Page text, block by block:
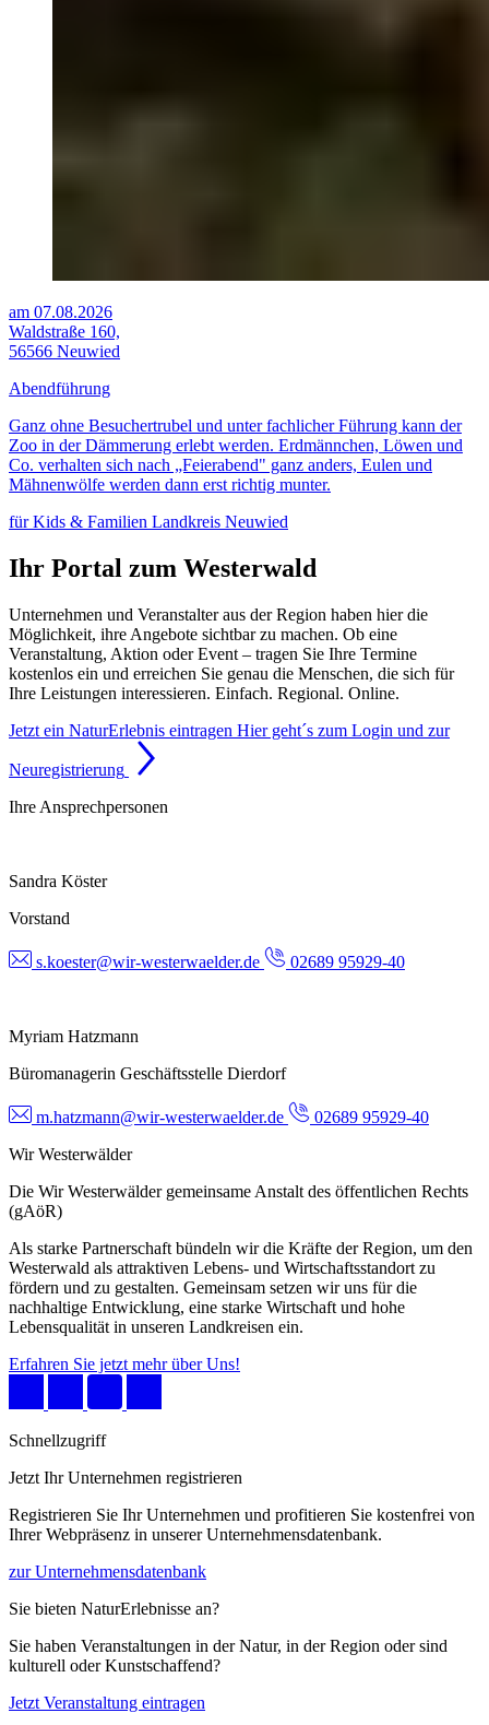
am 07.08.2026
Waldstraße 160,
56566 Neuwied
Abendführung
Ganz ohne Besuchertrubel und unter fachlicher Führung kann der
Zoo in der Dämmerung erlebt werden. Erdmännchen, Löwen und
Co. verhalten sich nach „Feierabend" ganz anders, Eulen und
Mähnenwölfe werden dann erst richtig munter.
für Kids & Familien Landkreis Neuwied
Ihr Portal zum Westerwald
Unternehmen und Veranstalter aus der Region haben hier die
Möglichkeit, ihre Angebote sichtbar zu machen. Ob eine
Veranstaltung, Aktion oder Event – tragen Sie Ihre Termine
kostenlos ein und erreichen Sie genau die Menschen, die sich für
Ihre Leistungen interessieren. Einfach. Regional. Online.
Jetzt ein NaturErlebnis eintragen Hier geht´s zum Login und zur
Neuregistrierung
Ihre Ansprechpersonen
Sandra Köster
Vorstand
s.koester@wir-westerwaelder.de 02689 95929-40
Myriam Hatzmann
Büromanagerin Geschäftsstelle Dierdorf
m.hatzmann@wir-westerwaelder.de
02689 95929-40
Wir Westerwälder
Die Wir Westerwälder gemeinsame Anstalt des öffentlichen Rechts
(gAöR)
Als starke Partnerschaft bündeln wir die Kräfte der Region, um den
Westerwald als attraktiven Lebens- und Wirtschaftsstandort zu
fördern und zu gestalten. Gemeinsam setzen wir uns für die
nachhaltige Entwicklung, eine starke Wirtschaft und hohe
Lebensqualität in unseren Landkreisen ein.
Erfahren Sie jetzt mehr über Uns!
Schnellzugriff
Jetzt Ihr Unternehmen registrieren
Registrieren Sie Ihr Unternehmen und profitieren Sie kostenfrei von
Ihrer Webpräsenz in unserer Unternehmensdatenbank.
zur Unternehmensdatenbank
Sie bieten NaturErlebnisse an?
Sie haben Veranstaltungen in der Natur, in der Region oder sind
kulturell oder Kunstschaffend?
Jetzt Veranstaltung eintragen